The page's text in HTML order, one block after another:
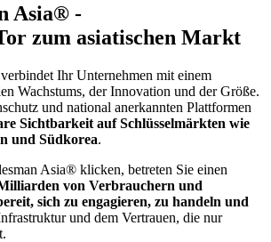
Asia® -
zum asiatischen Markt
Ihr Unternehmen mit einem
Wachstums, der Innovation und der Größe.
und national anerkannten Plattformen
Sichtbarkeit auf Schlüsselmärkten wie
und Südkorea.
Asia® klicken, betreten Sie einen
von Verbrauchern und
sich zu engagieren, zu handeln und
und dem Vertrauen, die nur